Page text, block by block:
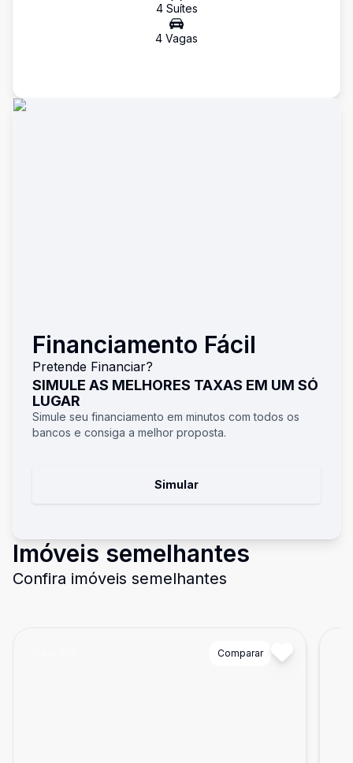
4Suítes
4 Vagas
Financiamento Fácil
Pretende Financiar?
SIMULE AS MELHORES TAXAS EM UM SÓ
LUGAR
Simule seu financiamento em minutos com todos os
bancos e consiga a melhor proposta.
Simular
Imóveis semelhantes
Confira imóveis semelhantes
Comparar